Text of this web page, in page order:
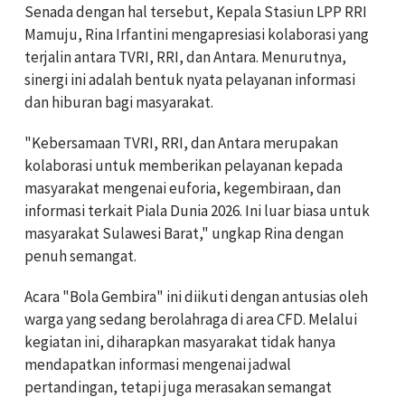
Senada dengan hal tersebut, Kepala Stasiun LPP RRI
Mamuju, Rina Irfantini mengapresiasi kolaborasi yang
terjalin antara TVRI, RRI, dan Antara. Menurutnya,
sinergi ini adalah bentuk nyata pelayanan informasi
dan hiburan bagi masyarakat.
"Kebersamaan TVRI, RRI, dan Antara merupakan
kolaborasi untuk memberikan pelayanan kepada
masyarakat mengenai euforia, kegembiraan, dan
informasi terkait Piala Dunia 2026. Ini luar biasa untuk
masyarakat Sulawesi Barat," ungkap Rina dengan
penuh semangat.
Acara "Bola Gembira" ini diikuti dengan antusias oleh
warga yang sedang berolahraga di area CFD. Melalui
kegiatan ini, diharapkan masyarakat tidak hanya
mendapatkan informasi mengenai jadwal
pertandingan, tetapi juga merasakan semangat